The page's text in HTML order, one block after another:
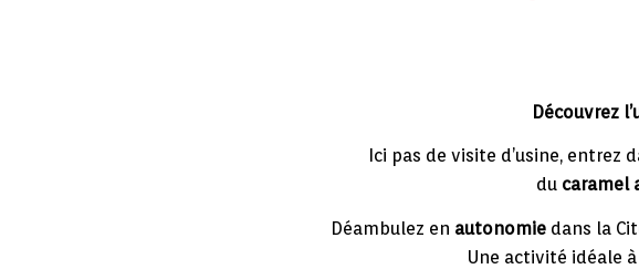
Découvrez
Ici pas de visite d’usine, entrez
du caramel
Déambulez en autonomiedans la
Une activité idéale